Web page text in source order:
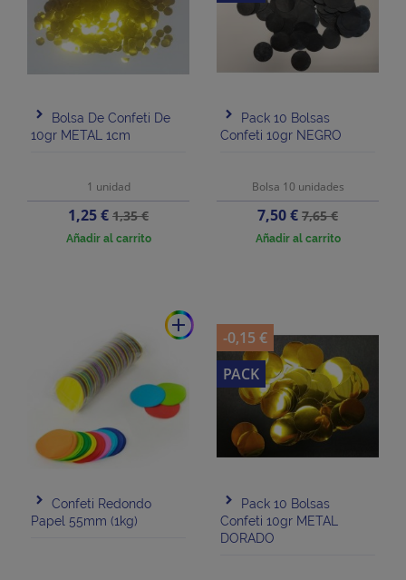
Bolsa De Confeti De
10gr METAL 1cm
1 unidad
Precio
1,25 €Precio
base
1,35 €
Añadir al carrito
Pack 10 Bolsas
Confeti 10gr NEGRO
Bolsa 10 unidades
Precio
7,50 €Precio
base
7,65 €
Añadir al carrito
add
Confeti Redondo
Papel 55mm (1kg)
Pack 10 Bolsas
Confeti 10gr METAL
DORADO
-0,15 €
PACK